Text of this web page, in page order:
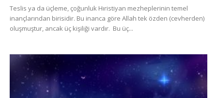
Teslis ya da üçleme, çoğunluk Hıristiyan mezheplerinin temel
inançlarından birisidir. Bu inanca göre Allah tek özden (cevherden)
oluşmuştur, ancak üç kişiliği vardır. Bu üç...